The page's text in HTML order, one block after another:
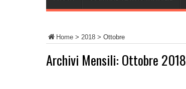
Home > 2018 > Ottobre
Archivi Mensili: Ottobre 2018